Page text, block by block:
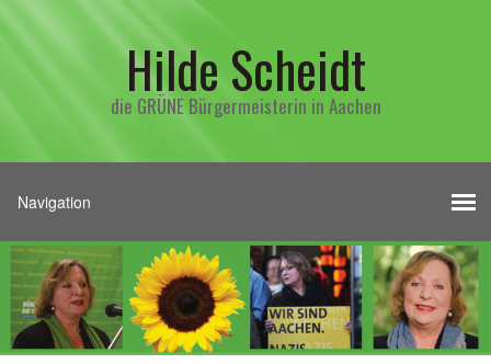
Hilde Scheidt
die GRÜNE Bürgermeisterin in Aachen